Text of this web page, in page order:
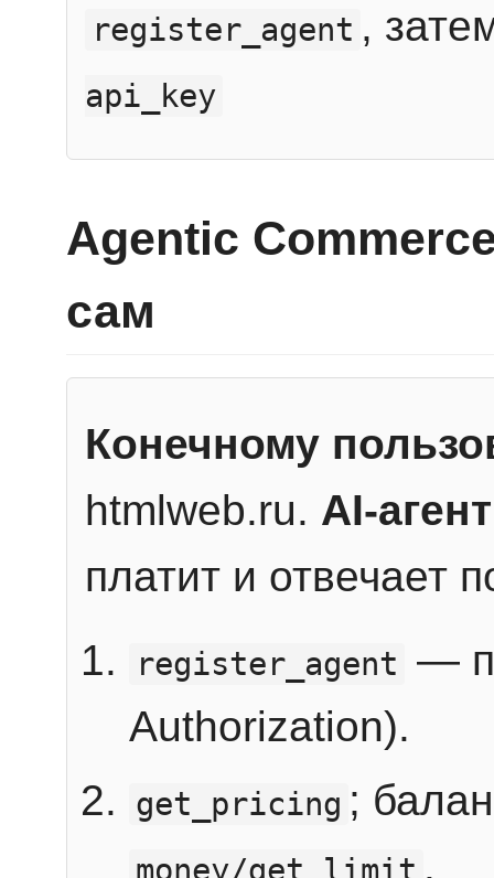
register_agent ,
api_key
Agentic
сам
Конечному
htmlweb.ru. AI-агент
платит и отвечает
register_agent —
Authorization).
get_pricing ;
.